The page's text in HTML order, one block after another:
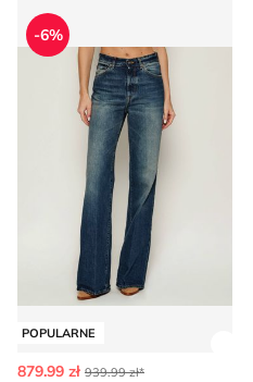
Jeansy damskie wiosenne
POPULARNE
-6%
879.99 zł 939.99 zł*